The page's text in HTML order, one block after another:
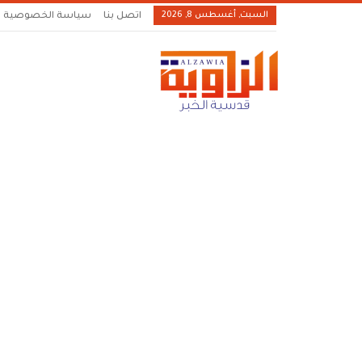
السبت, أغسطس 8, 2026 اتصل بنا سياسة الخصوصية